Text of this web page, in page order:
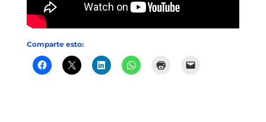
Comparte esto: